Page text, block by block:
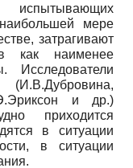
мере
затрагивают
как наименее
Исследователи
и др.)
приходится
в ситуации
в ситуации